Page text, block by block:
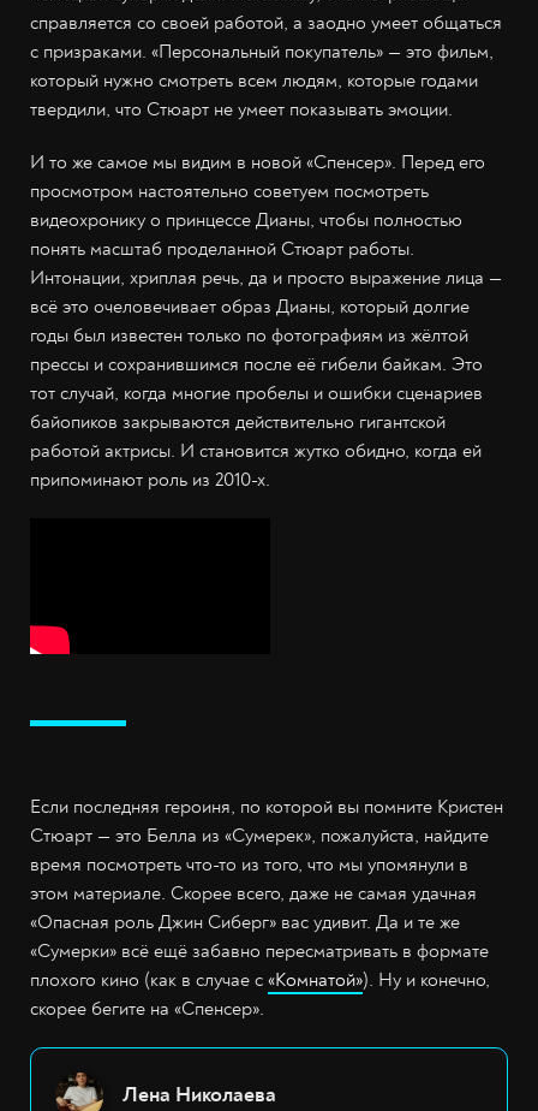
справляется со своей работой, а заодно умеет общаться
с призраками. «Персональный покупатель» — это фильм,
который нужно смотреть всем людям, которые годами
твердили, что Стюарт не умеет показывать эмоции.
И то же самое мы видим в новой «Спенсер». Перед его
просмотром настоятельно советуем посмотреть
видеохронику о принцессе Дианы, чтобы полностью
понять масштаб проделанной Стюарт работы.
Интонации, хриплая речь, да и просто выражение лица —
всё это очеловечивает образ Дианы, который долгие
годы был известен только по фотографиям из жёлтой
прессы и сохранившимся после её гибели байкам. Это
тот случай, когда многие пробелы и ошибки сценариев
байопиков закрываются действительно гигантской
работой актрисы. И становится жутко обидно, когда ей
припоминают роль из 2010-х.
Если последняя героиня, по которой вы помните Кристен
Стюарт — это Белла из «Сумерек», пожалуйста, найдите
время посмотреть что-то из того, что мы упомянули в
этом материале. Скорее всего, даже не самая удачная
«Опасная роль Джин Сиберг» вас удивит. Да и те же
«Сумерки» всё ещё забавно пересматривать в формате
плохого кино (как в случае с «Комнатой»). Ну и конечно,
скорее бегите на «Спенсер».
Лена Николаева